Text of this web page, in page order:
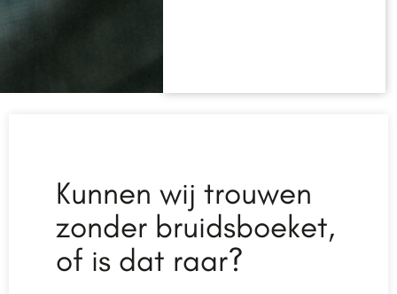
Kunnen wij trouwen
zonder bruidsboeket,
of is dat raar?